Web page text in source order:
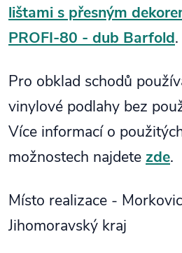
lištami s přesným
PROFI-80 - dub Barfold.
Pro obklad schodů
vinylové podlahy bez
Více informací o
možnostech najdete zde.
Místo realizace -
Jihomoravský kraj